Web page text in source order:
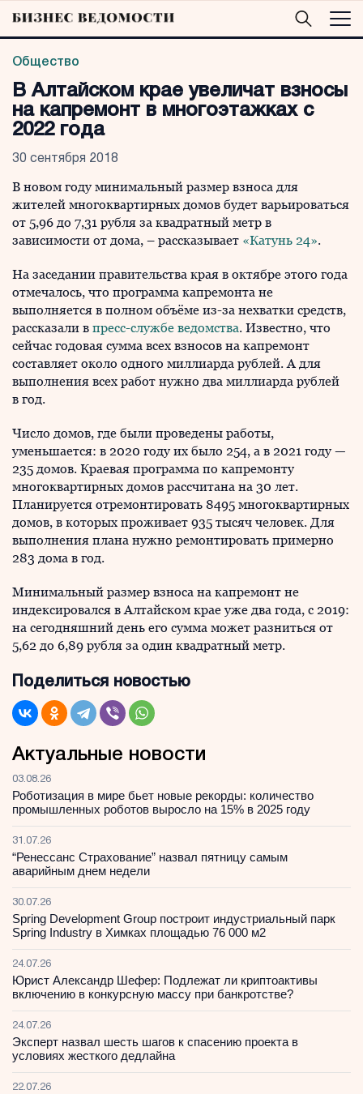
Общество
В Алтайском крае увеличат взносы
на капремонт в многоэтажках с
2022 года
30 сентября 2018
В новом году минимальный размер взноса для
жителей многоквартирных домов будет варьироваться
от 5,96 до 7,31 рубля за квадратный метр в
зависимости от дома, – рассказывает «Катунь 24».
На заседании правительства края в октябре этого года
отмечалось, что программа капремонта не
выполняется в полном объёме из-за нехватки средств,
рассказали в пресс-службе ведомства. Известно, что
сейчас годовая сумма всех взносов на капремонт
составляет около одного миллиарда рублей. А для
выполнения всех работ нужно два миллиарда рублей
в год.
Число домов, где были проведены работы,
уменьшается: в 2020 году их было 254, а в 2021 году —
235 домов. Краевая программа по капремонту
многоквартирных домов рассчитана на 30 лет.
Планируется отремонтировать 8495 многоквартирных
домов, в которых проживает 935 тысяч человек. Для
выполнения плана нужно ремонтировать примерно
283 дома в год.
Минимальный размер взноса на капремонт не
индексировался в Алтайском крае уже два года, с 2019:
на сегодняшний день его сумма может разниться от
5,62 до 6,89 рубля за один квадратный метр.
Поделиться новостью
Актуальные новости
03.08.26
Роботизация в мире бьет новые рекорды: количество
промышленных роботов выросло на 15% в 2025 году
31.07.26
“Ренессанс Страхование” назвал пятницу самым
аварийным днем недели
30.07.26
Spring Development Group построит индустриальный парк
Spring Industry в Химках площадью 76 000 м2
24.07.26
Юрист Александр Шефер: Подлежат ли криптоактивы
включению в конкурсную массу при банкротстве?
24.07.26
Эксперт назвал шесть шагов к спасению проекта в
условиях жесткого дедлайна
22.07.26